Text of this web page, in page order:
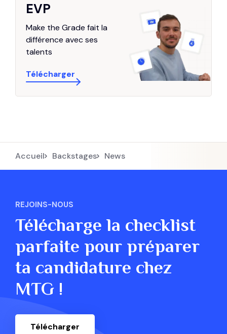
EVP
Make the Grade fait la
différence avec ses
talents
Télécharger
Accueil Backstages news
REJOINS-NOUS
Télécharge la checklist
parfaite pour préparer
ta candidature chez
MTG !
Télécharger